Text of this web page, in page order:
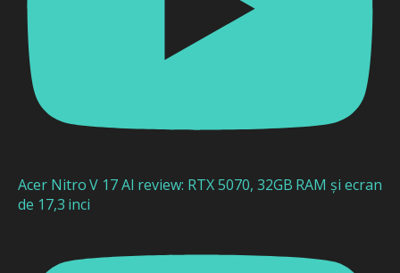
Acer Nitro V 17 AI review: RTX 5070, 32GB RAM și ecran
de 17,3 inci